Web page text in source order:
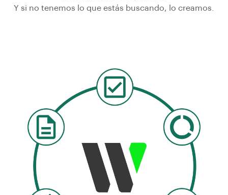
Y si no tenemos lo que estás buscando, lo creamos.